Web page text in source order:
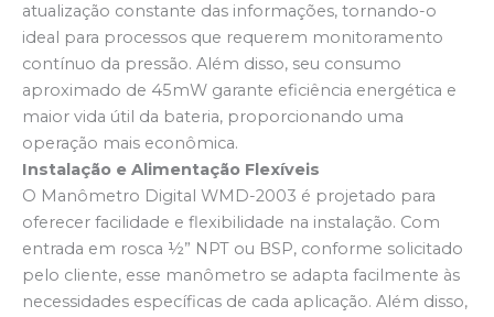
atualização constante das informações, tornando-o
ideal para processos que requerem monitoramento
contínuo da pressão. Além disso, seu consumo
aproximado de 45mW garante eficiência energética e
maior vida útil da bateria, proporcionando uma
operação mais econômica.
Instalação e Alimentação Flexíveis
O Manômetro Digital WMD-2003 é projetado para
oferecer facilidade e flexibilidade na instalação. Com
entrada em rosca ½” NPT ou BSP, conforme solicitado
pelo cliente, esse manômetro se adapta facilmente às
necessidades específicas de cada aplicação. Além disso,